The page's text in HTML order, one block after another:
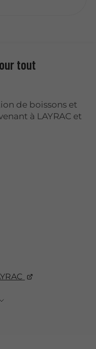
tout
de boissons et
à LAYRAC et